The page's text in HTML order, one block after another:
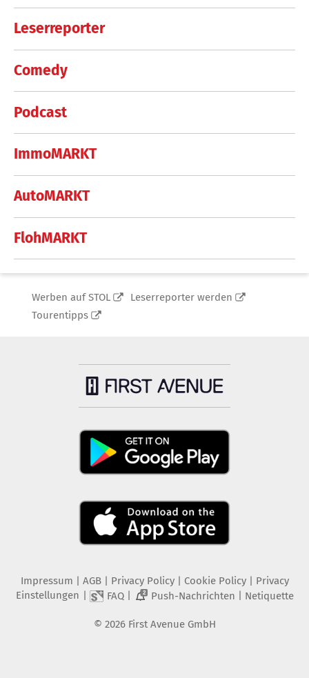
Leserreporter
Comedy
Podcast
ImmoMARKT
AutoMARKT
FlohMARKT
Werben auf STOL
Leserreporter werden
Tourentipps
Impressum AGB Privacy Policy| Cookie Policy| Privacy
Einstellungen
FAQ| 2 Push-Nachrichten Netiquette
© 2026 First Avenue GmbH